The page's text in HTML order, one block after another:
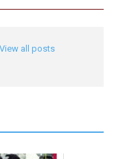
View all posts